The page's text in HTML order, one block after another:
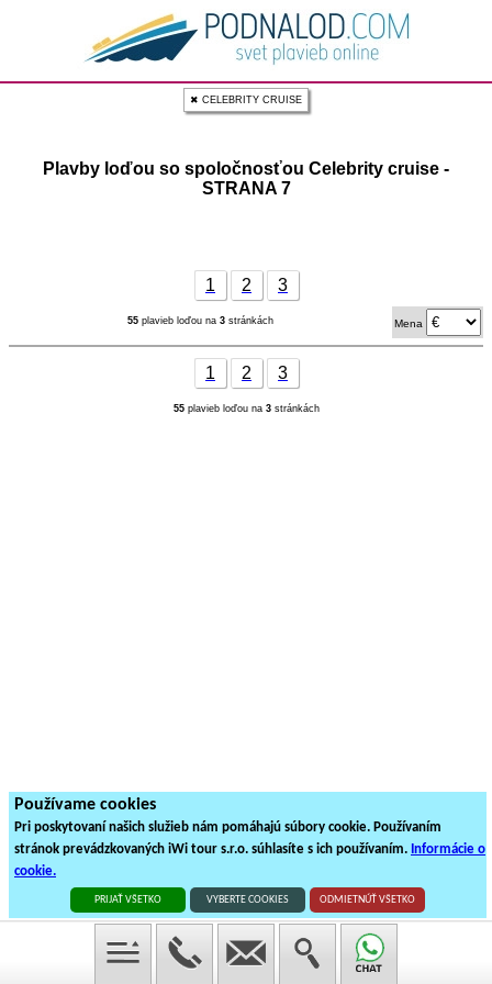
Používame cookies
Pri poskytovaní našich služieb nám pomáhajú súbory cookie. Používaním
stránok prevádzkovaných iWi tour s.r.o. súhlasíte s ich používaním. Informácie o
cookie.
PRIJAŤ VŠETKO VYBERTE COOKIES ODMIETNÚŤ VŠETKO
✖ CELEBRITY CRUISE
Plavby loďou so spoločnosťou Celebrity cruise -
STRANA 7
1 2 3
55 plavieb loďou na 3 stránkách Mena
1 2 3
55plavieb loďou na 3stránkách